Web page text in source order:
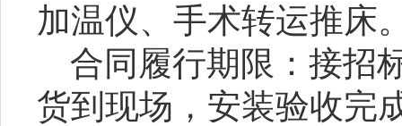
加温仪、手术转运推床
合同履行期限：接招
货到现场，安装验收完